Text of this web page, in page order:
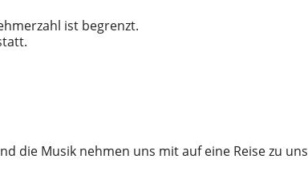
ist begrenzt.
die Musik nehmen uns mit auf eine Reise zu uns